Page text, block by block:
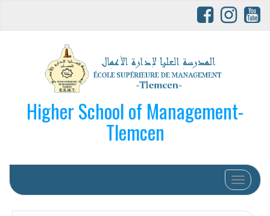
Higher School of Management-
Tlemcen
Afficher/